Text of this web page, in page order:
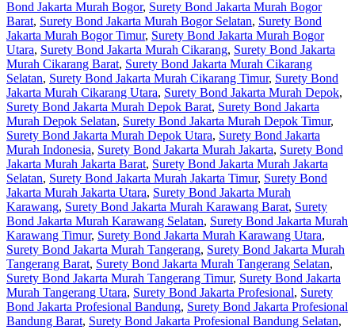
Bond Jakarta Murah Bogor, Surety Bond Jakarta Murah Bogor
Barat, Surety Bond Jakarta Murah Bogor Selatan, Surety Bond
Jakarta Murah Bogor Timur, Surety Bond Jakarta Murah Bogor
Utara, Surety Bond Jakarta Murah Cikarang, Surety Bond Jakarta
Murah Cikarang Barat, Surety Bond Jakarta Murah Cikarang
Selatan, Surety Bond Jakarta Murah Cikarang Timur, Surety Bond
Jakarta Murah Cikarang Utara, Surety Bond Jakarta Murah Depok,
Surety Bond Jakarta Murah Depok Barat, Surety Bond Jakarta
Murah Depok Selatan, Surety Bond Jakarta Murah Depok Timur,
Surety Bond Jakarta Murah Depok Utara, Surety Bond Jakarta
Murah Indonesia, Surety Bond Jakarta Murah Jakarta, Surety Bond
Jakarta Murah Jakarta Barat, Surety Bond Jakarta Murah Jakarta
Selatan, Surety Bond Jakarta Murah Jakarta Timur, Surety Bond
Jakarta Murah Jakarta Utara, Surety Bond Jakarta Murah
Karawang, Surety Bond Jakarta Murah Karawang Barat, Surety
Bond Jakarta Murah Karawang Selatan, Surety Bond Jakarta Murah
Karawang Timur, Surety Bond Jakarta Murah Karawang Utara,
Surety Bond Jakarta Murah Tangerang, Surety Bond Jakarta Murah
Tangerang Barat, Surety Bond Jakarta Murah Tangerang Selatan,
Surety Bond Jakarta Murah Tangerang Timur, Surety Bond Jakarta
Murah Tangerang Utara, Surety Bond Jakarta Profesional, Surety
Bond Jakarta Profesional Bandung, Surety Bond Jakarta Profesional
Bandung Barat, Surety Bond Jakarta Profesional Bandung Selatan,